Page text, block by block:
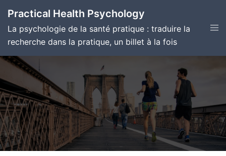
content
Practical Health Psychology
La psychologie de la santé pratique : traduire la
recherche dans la pratique, un billet à la fois